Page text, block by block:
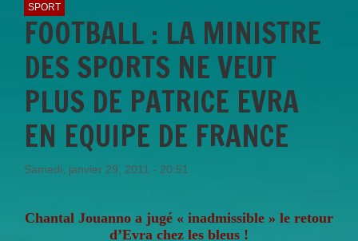
SPORT
FOOTBALL : LA MINISTRE
DES SPORTS NE VEUT
PLUS DE PATRICE EVRA
EN EQUIPE DE FRANCE
Samedi, janvier 29, 2011 - 20:51
Chantal Jouanno a jugé « inadmissible » le retour
d’Evra chez les bleus !